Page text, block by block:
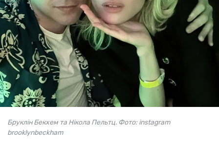
Бруклін Бекхем та Нікола Пельтц. Фото: instagram
brooklynbeckham